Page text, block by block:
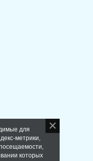
для
метрики,
которых